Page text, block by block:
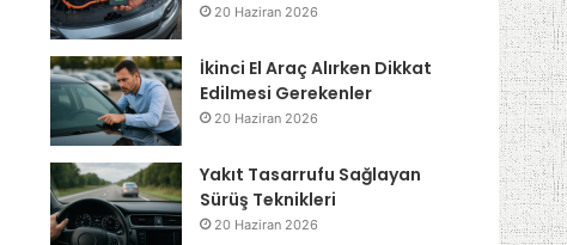
20 Haziran 2026
İkinci El Araç Alırken Dikkat
Edilmesi Gerekenler
20 Haziran 2026
Yakıt Tasarrufu Sağlayan
Sürüş Teknikleri
20 Haziran 2026